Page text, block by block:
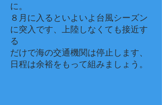
に。
​８月に入るといよいよ台風シーズン
に突入です、上陸しなくても接近す
る
​だけで海の交通機関は停止します、
日程は余裕をもって組みましょう。